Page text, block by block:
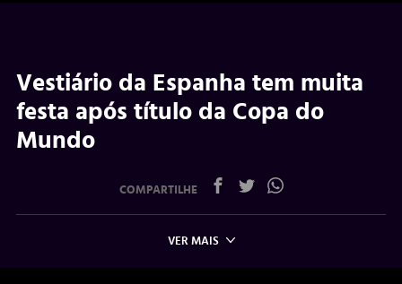
Vestiário da Espanha tem muita
festa após título da Copa do
Mundo
COMPARTILHE
VER MAIS